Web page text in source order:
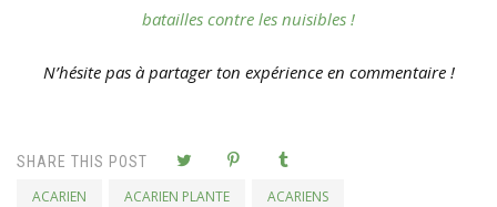
batailles contre les nuisibles !
N’hésite pas à partager ton expérience en commentaire !
SHARE THIS POST
ACARIEN ACARIEN PLANTE ACARIENS